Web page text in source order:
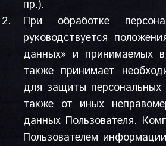
пр.).
При обработке
руководствуется
данных» и принимаемых
также принимает
для защиты
также от иных
данных Пользователя.
Пользователем